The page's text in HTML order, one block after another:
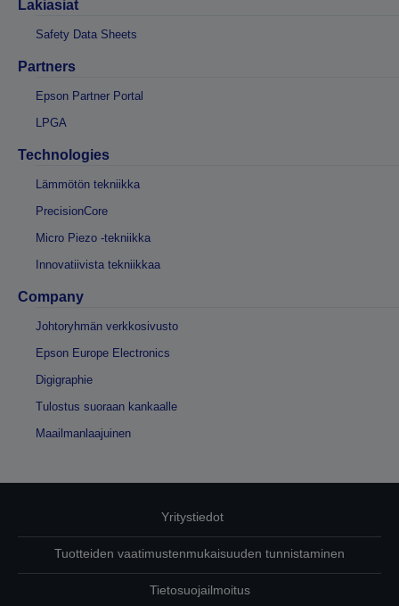
Lakiasiat
Safety Data Sheets
Partners
Epson Partner Portal
LPGA
Technologies
Lämmötön tekniikka
PrecisionCore
Micro Piezo -tekniikka
Innovatiivista tekniikkaa
Company
Johtoryhmän verkkosivusto
Epson Europe Electronics
Digigraphie
Tulostus suoraan kankaalle
Maailmanlaajuinen
Yritystiedot
Tuotteiden vaatimustenmukaisuuden tunnistaminen
Tietosuojailmoitus